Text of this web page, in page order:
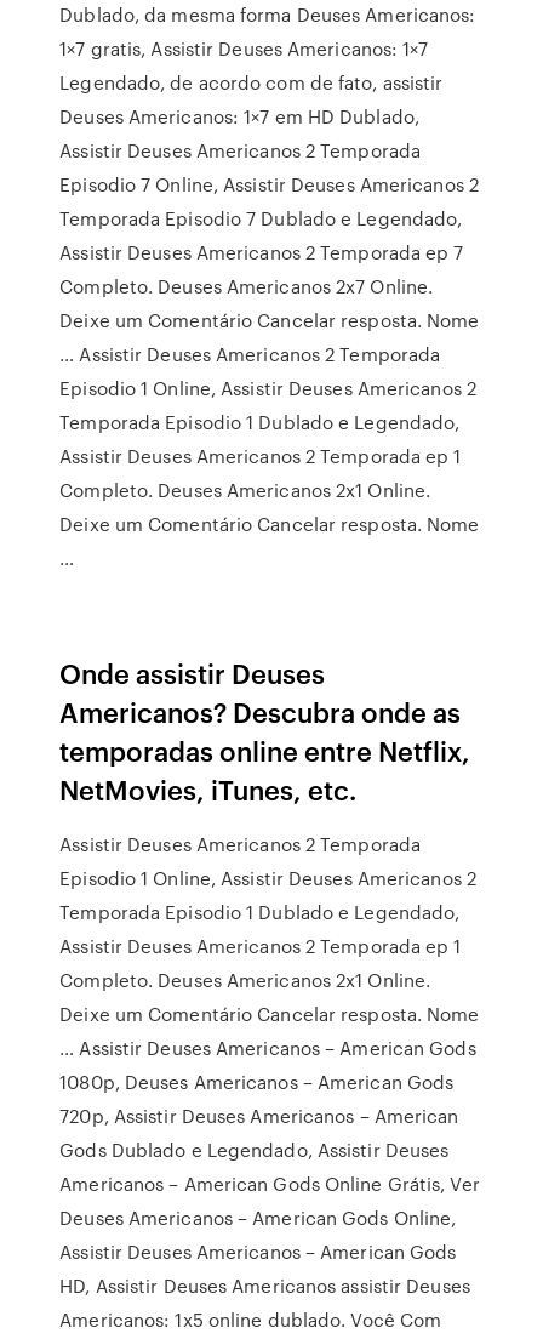
Dublado, da mesma forma Deuses Americanos:
1×7 gratis, Assistir Deuses Americanos: 1×7
Legendado, de acordo com de fato, assistir
Deuses Americanos: 1×7 em HD Dublado,
Assistir Deuses Americanos 2 Temporada
Episodio 7 Online, Assistir Deuses Americanos 2
Temporada Episodio 7 Dublado e Legendado,
Assistir Deuses Americanos 2 Temporada ep 7
Completo. Deuses Americanos 2x7 Online.
Deixe um Comentário Cancelar resposta. Nome
… Assistir Deuses Americanos 2 Temporada
Episodio 1 Online, Assistir Deuses Americanos 2
Temporada Episodio 1 Dublado e Legendado,
Assistir Deuses Americanos 2 Temporada ep 1
Completo. Deuses Americanos 2x1 Online.
Deixe um Comentário Cancelar resposta. Nome
…
Onde assistir Deuses
Americanos? Descubra onde as
temporadas online entre Netflix,
NetMovies, iTunes, etc.
Assistir Deuses Americanos 2 Temporada
Episodio 1 Online, Assistir Deuses Americanos 2
Temporada Episodio 1 Dublado e Legendado,
Assistir Deuses Americanos 2 Temporada ep 1
Completo. Deuses Americanos 2x1 Online.
Deixe um Comentário Cancelar resposta. Nome
… Assistir Deuses Americanos – American Gods
1080p, Deuses Americanos – American Gods
720p, Assistir Deuses Americanos – American
Gods Dublado e Legendado, Assistir Deuses
Americanos – American Gods Online Grátis, Ver
Deuses Americanos – American Gods Online,
Assistir Deuses Americanos – American Gods
HD, Assistir Deuses Americanos assistir Deuses
Americanos: 1x5 online dublado. Você Com